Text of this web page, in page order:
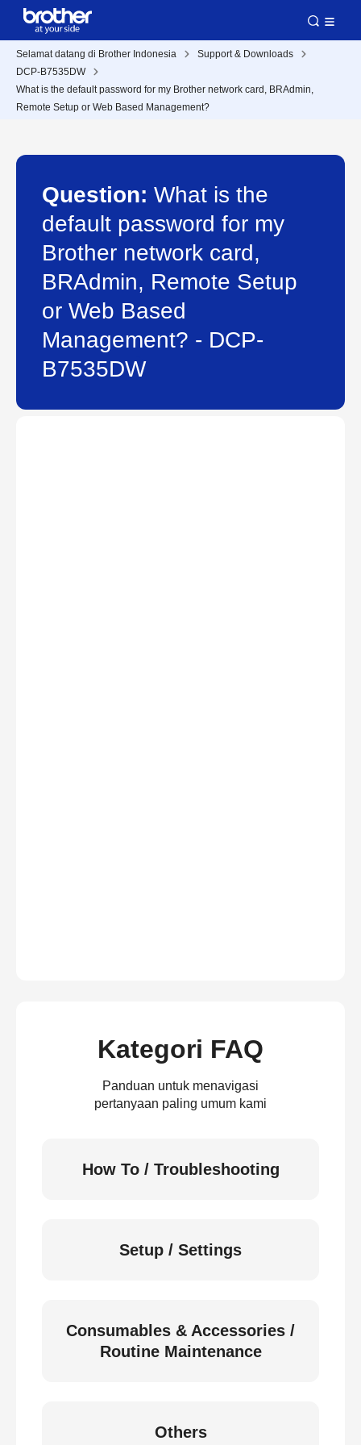
Selamat datang di Brother Indonesia
Support & Downloads
DCP-B7535DW
What is the default password for my Brother network card, BRAdmin,
Remote Setup or Web Based Management?
Question: What is the
default password for my
Brother network card,
BRAdmin, Remote Setup
or Web Based
Management? - DCP-
B7535DW
Kategori FAQ
Panduan untuk menavigasi
pertanyaan paling umum kami
How To / Troubleshooting
Setup / Settings
Consumables & Accessories /
Routine Maintenance
Others